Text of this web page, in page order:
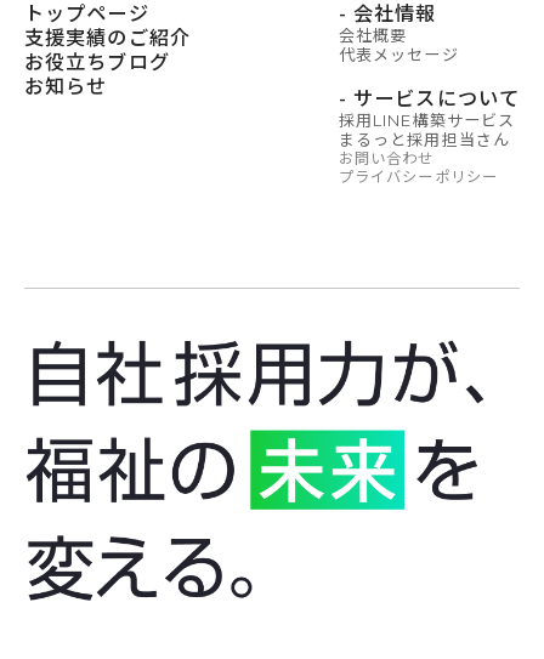
トップページ
支援実績のご紹介
お役立ちブログ
お知らせ
- 会社情報
会社概要
代表メッセージ
- サービスについて
採用LINE構築サービス
まるっと採用担当さん
お問い合わせ
プライバシーポリシー